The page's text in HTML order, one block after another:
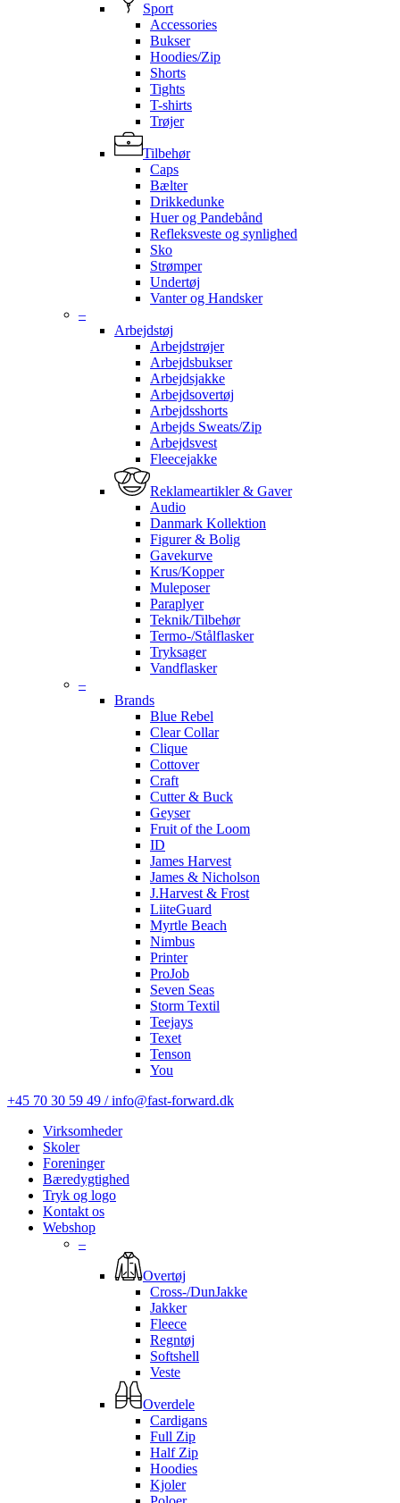
Sport
Accessories
Bukser
Hoodies/Zip
Shorts
Tights
T-shirts
Trøjer
Tilbehør
Caps
Bælter
Drikkedunke
Huer og Pandebånd
Refleksveste og synlighed
Sko
Strømper
Undertøj
Vanter og Handsker
–
Arbejdstøj
Arbejdstrøjer
Arbejdsbukser
Arbejdsjakke
Arbejdsovertøj
Arbejdsshorts
Arbejds Sweats/Zip
Arbejdsvest
Fleecejakke
Reklameartikler & Gaver
Audio
Danmark Kollektion
Figurer & Bolig
Gavekurve
Krus/Kopper
Muleposer
Paraplyer
Teknik/Tilbehør
Termo-/Stålflasker
Tryksager
Vandflasker
–
Brands
Blue Rebel
Clear Collar
Clique
Cottover
Craft
Cutter & Buck
Geyser
Fruit of the Loom
ID
James Harvest
James & Nicholson
J.Harvest & Frost
LiiteGuard
Myrtle Beach
Nimbus
Printer
ProJob
Seven Seas
Storm Textil
Teejays
Texet
Tenson
You
+45 70 30 59 49 / info@fast-forward.dk
Virksomheder
Skoler
Foreninger
Bæredygtighed
Tryk og logo
Kontakt os
Webshop
–
Overtøj
Cross-/DunJakke
Jakker
Fleece
Regntøj
Softshell
Veste
Overdele
Cardigans
Full Zip
Half Zip
Hoodies
Kjoler